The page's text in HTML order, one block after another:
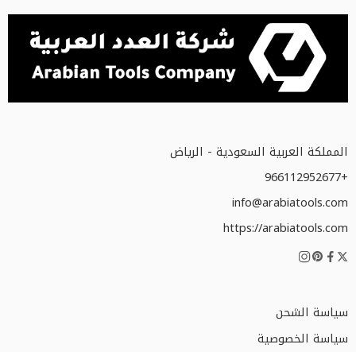
المملكة العربية السعودية - الرياض
+966112952677
info@arabiatools.com
https://arabiatools.com
سياسة الشحن
سياسة الخصوصية